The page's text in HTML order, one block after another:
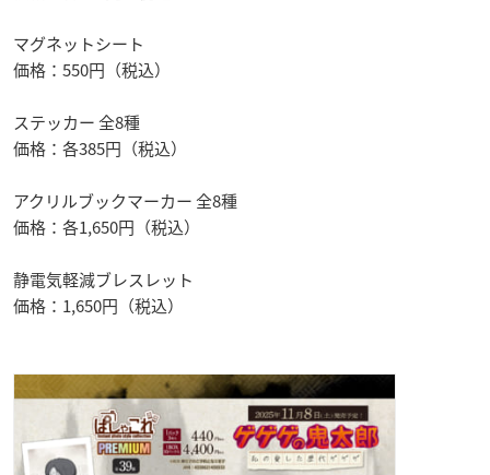
マグネットシート
価格：550円（税込）
ステッカー 全8種
価格：各385円（税込）
アクリルブックマーカー 全8種
価格：各1,650円（税込）
静電気軽減ブレスレット
価格：1,650円（税込）